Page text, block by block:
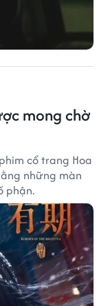
mong chờ
cổ trang Hoa
những màn
phận.